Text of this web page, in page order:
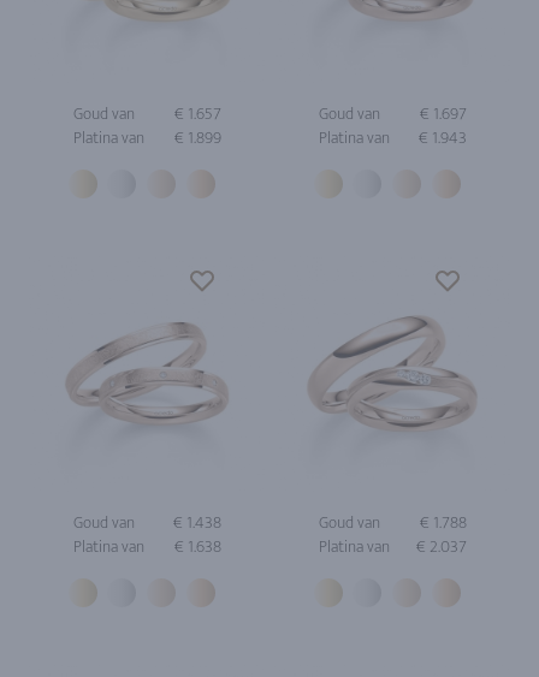
Goud van
€ 1.657
Platina van
€ 1.899
Goud van
€ 1.697
Platina van
€ 1.943
Goud van
€ 1.438
Platina van
€ 1.638
Goud van
€ 1.788
Platina van
€ 2.037